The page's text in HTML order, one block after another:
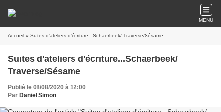
MENU
Accueil » Suites d'ateliers d'écriture...Schaerbeek/ Traverse/Sésame
Suites d'ateliers d'écriture...Schaerbeek/
Traverse/Sésame
Publié le 08/08/2020 à 12:00
Par Daniel Simon